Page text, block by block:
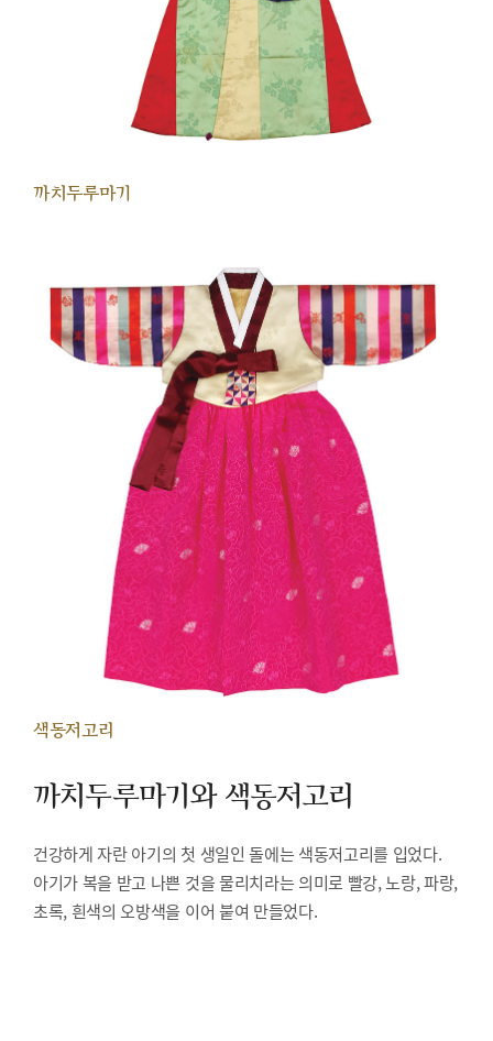
까치두루마기
색동저고리
까치두루마기와 색동저고리
건강하게 자란 아기의 첫 생일인 돌에는 색동저고리를 입었다.
아기가 복을 받고 나쁜 것을 물리치라는 의미로 빨강, 노랑, 파랑,
초록, 흰색의 오방색을 이어 붙여 만들었다.